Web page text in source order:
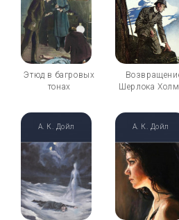
Этюд в багровых
тонах
Шерлока
А. К. Дойл А. К. Дойл